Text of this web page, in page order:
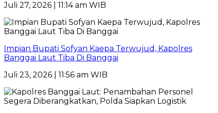
Juli 27, 2026 | 11:14 am WIB
Impian Bupati Sofyan Kaepa Terwujud, Kapolres
Banggai Laut Tiba Di Banggai
Juli 23, 2026 | 11:56 am WIB